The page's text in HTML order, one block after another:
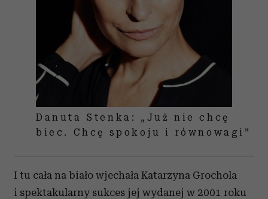
Danuta Stenka: „Już nie chcę
biec. Chcę spokoju i równowagi”
I tu cała na biało wjechała Katarzyna Grochola
i spektakularny sukces jej wydanej w 2001 roku